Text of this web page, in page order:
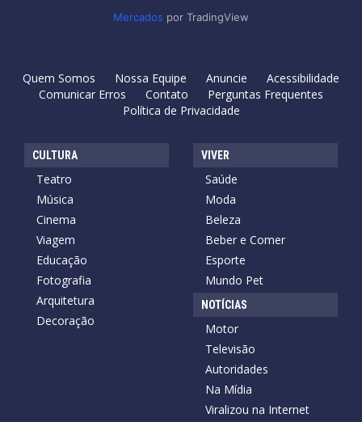
Mercados por TradingView
Quem Somos Nossa Equipe Anuncie
Acessibilidade
Comunicar Erros
Contato
Perguntas Frequentes
Política de Privacidade
CULTURA
Teatro
Música
Cinema
Viagem
Educação
Fotografia
Arquitetura
Decoração
VIVER
Saúde
Moda
Beleza
Beber e Comer
Esporte
Mundo Pet
NOTÍCIAS
Motor
Televisão
Autoridades
Na Mídia
Viralizou na Internet